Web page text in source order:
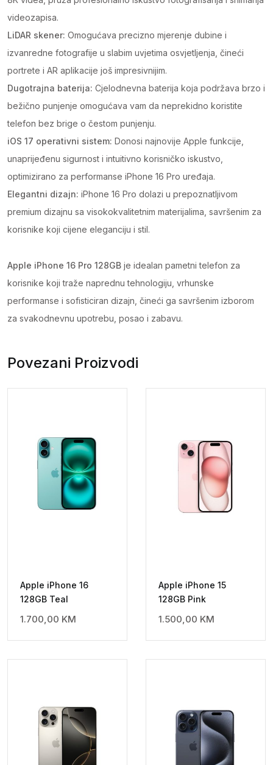
videozapisa.
LiDAR skener: Omogućava precizno mjerenje dubine i
izvanredne fotografije u slabim uvjetima osvjetljenja, čineći
portrete i AR aplikacije još impresivnijim.
Dugotrajna baterija: Cjelodnevna baterija koja podržava brzo i
bežično punjenje omogućava vam da neprekidno koristite
telefon bez brige o čestom punjenju.
iOS 17 operativni sistem: Donosi najnovije Apple funkcije,
unaprijeđenu sigurnost i intuitivno korisničko iskustvo,
optimizirano za performanse iPhone 16 Pro uređaja.
Elegantni dizajn: iPhone 16 Pro dolazi u prepoznatljivom
premium dizajnu sa visokokvalitetnim materijalima, savršenim za
korisnike koji cijene eleganciju i stil.
Apple iPhone 16 Pro 128GB je idealan pametni telefon za
korisnike koji traže naprednu tehnologiju, vrhunske
performanse i sofisticiran dizajn, čineći ga savršenim izborom
za svakodnevnu upotrebu, posao i zabavu.
Povezani Proizvodi
Apple iPhone 16
128GB Teal
1.700,00 KM
Apple iPhone 15
128GB Pink
1.500,00 KM